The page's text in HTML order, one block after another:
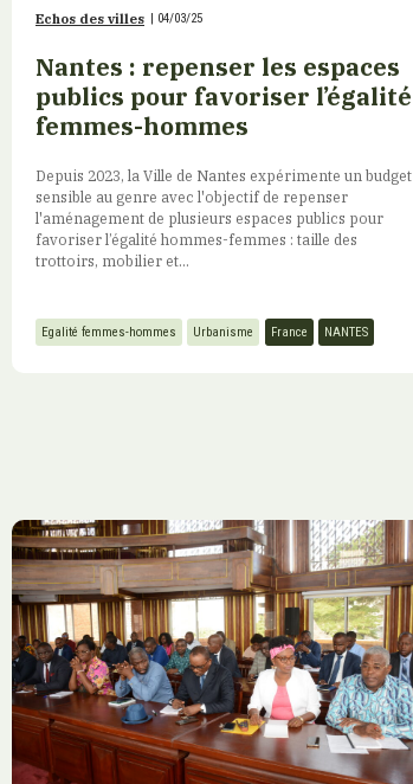
Echos des villes | 04/03/25
Nantes : repenser les espaces
publics pour favoriser l’égalité
femmes-hommes
Depuis 2023, la Ville de Nantes expérimente un budget
sensible au genre avec l'objectif de repenser
l'aménagement de plusieurs espaces publics pour
favoriser l’égalité hommes-femmes : taille des
trottoirs, mobilier et...
Egalité femmes-hommes Urbanisme France NANTES